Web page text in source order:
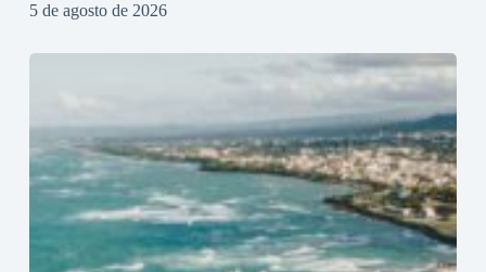
5 de agosto de 2026